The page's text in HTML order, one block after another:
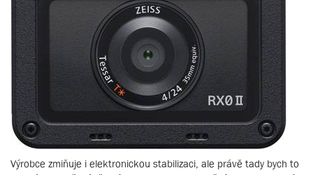
Výrobce zmiňuje i elektronickou stabilizaci, ale právě tady bych to